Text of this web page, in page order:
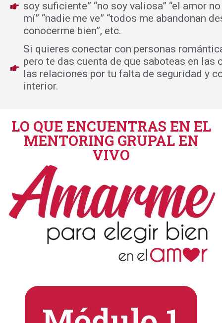
soy suficiente” “no soy valiosa” “el amor
mí” “nadie me ve” “todos me abandonan
conocerme bien”, etc.
Si quieres conectar con personas
pero te das cuenta de que saboteas en las
las relaciones por tu falta de seguridad y
interior.
LO QUE ENCUENTRAS EN EL
MENTORING GRUPAL EN
VIVO
personas románticamente desde la